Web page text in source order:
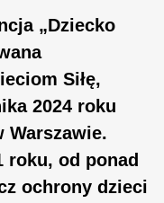
„Dziecko
Siłę,
2024 roku
Warszawie.
roku, od ponad
ochrony dzieci